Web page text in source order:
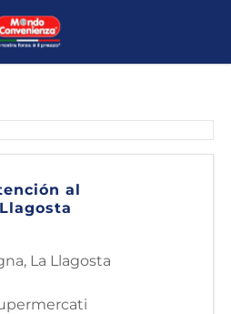
al
, La Llagosta